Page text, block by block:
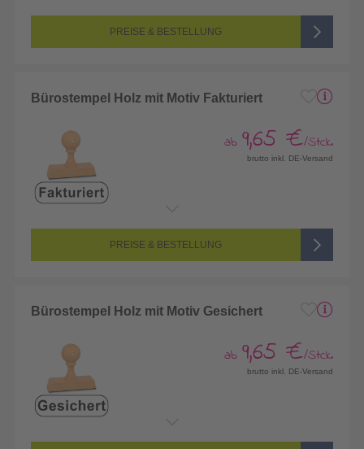
PREISE & BESTELLUNG
Bürostempel Holz mit Motiv Fakturiert
ab 9,65 €/Stck.
brutto inkl. DE-Versand
PREISE & BESTELLUNG
Bürostempel Holz mit Motiv Gesichert
ab 9,65 €/Stck.
brutto inkl. DE-Versand